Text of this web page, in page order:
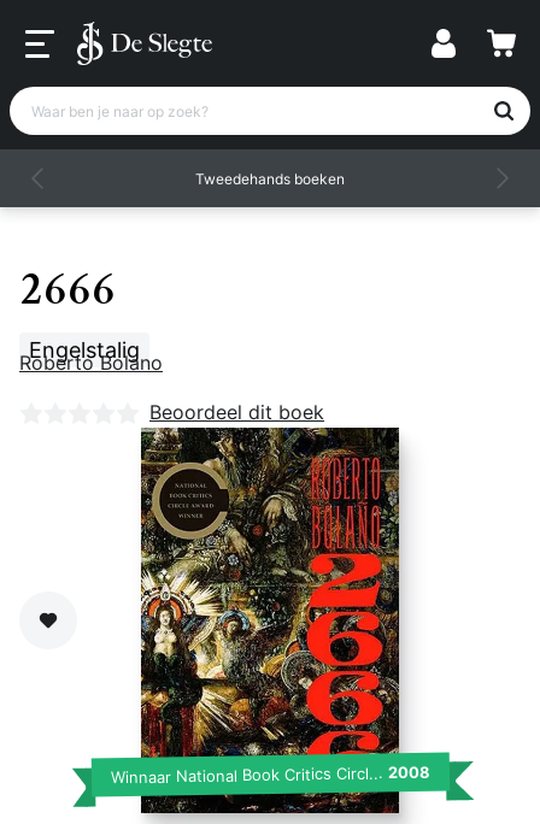
Waar ben je naar op zoek?
Tweedehands boeken
2666
Engelstalig
Roberto Bolano
Nog geen beoordelingen
Beoordeel dit boek
Winnaar National Book Critics Circl... 2008
Zet op verlanglijst